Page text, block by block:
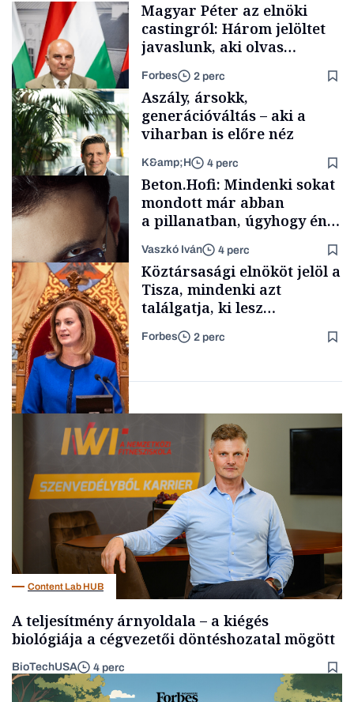
Politika
Magyar Péter az elnöki
castingról: Három jelöltet
javaslunk, aki olvas
híreket, nem fog
meglepődni
Forbes 2 perc
TÁMOGATÓI
TARTALOM
Aszály, ársokk,
generációváltás – aki a
viharban is előre néz
K&amp;H 4 perc
Forbes-sztori
Beton.Hofi: Mindenki sokat
mondott már abban
a pillanatban, úgyhogy én
a legsarkosabb
gondolataimat akartam
kimondani
Vaszkó Iván 4 perc
Köztársasági elnököt jelöl a
Tisza, mindenki azt
találgatja, ki lesz
szombaton a befutó –
soroljuk az eddig felmerült
Forbes 2 perc
Content Lab HUB
A teljesítmény árnyoldala – a kiégés
biológiája a cégvezetői döntéshozatal mögött
BioTechUSA 4 perc